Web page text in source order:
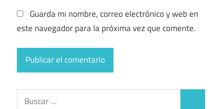
Guarda mi nombre, correo electrónico y web en
este navegador para la próxima vez que comente.
Buscar: